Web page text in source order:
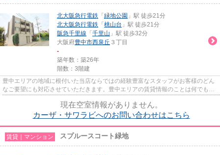
北大阪急行電鉄 「 緑地公園 」駅 徒歩21分
北大阪急行電鉄 「 桃山台 」駅 徒歩21分
阪急千里線 「 千里山 」駅 徒歩32分
大阪府豊中市西泉丘 ３丁目
-
築年数：築26年
階数：3階建
豊中エリアの地域に根付いた当店ならではの経験豊富なスタッフがお客様のどん
なご要望にも対応させていただきます。豊中エリアの賃貸情報のことは何でもお
現在空室情報がありません。
カーザ・サワラビへのお問い合わせはこちら
賃貸｜マンション スプルースコート緑地